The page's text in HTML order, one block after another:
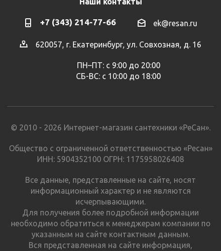
+7 (343) 214-77-66 ek@resan.ru
620057, г. Екатеринбург, ул. Совхозная, д. 16
ПН–ПТ: с 9:00 до 20:00
СБ-ВС: с 10:00 до 18:00
© 2010 - 2026 Интернет-магазин сантехники «РеСан».
Общество с ограниченной ответственностью «Ресан»
ИНН: 5904352100 ОГРН: 1175958026408
Все данные, представленные на сайте, носят
информационный характер и не являются
исчерпывающими.
Для получения более подробной информации
необходимо обратиться к менеджерам компании по
указанным на сайте контактным данным.
Вся представленная на сайте информация,